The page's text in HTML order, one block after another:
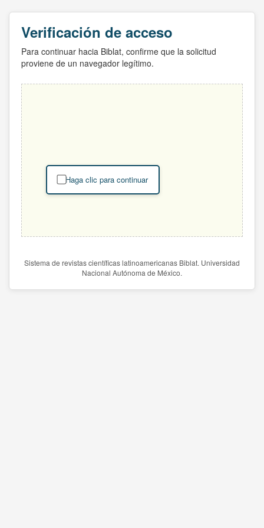
Verificación de acceso
Para continuar hacia Biblat, confirme que la solicitud
proviene de un navegador legítimo.
Haga clic para continuar
Sistema de revistas científicas latinoamericanas Biblat. Universidad
Nacional Autónoma de México.